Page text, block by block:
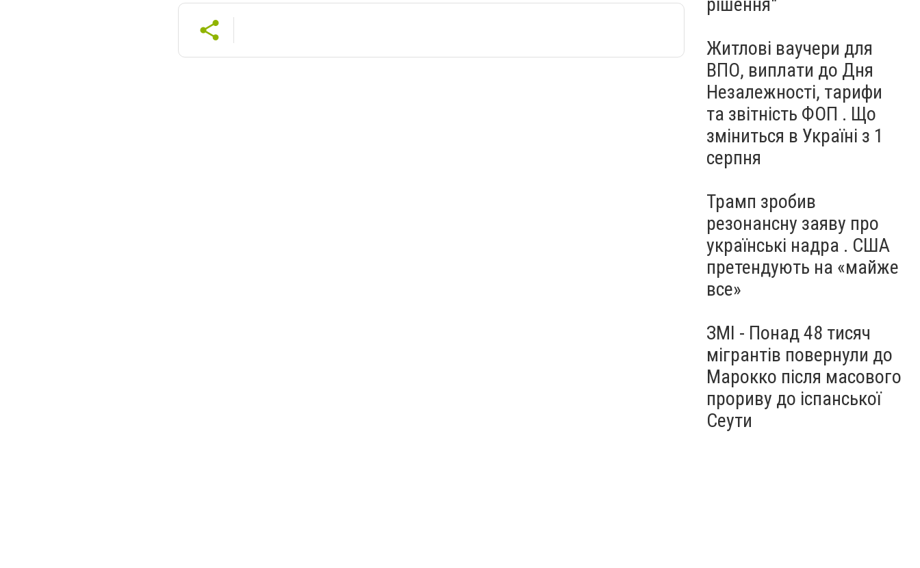
Житлові ваучери для
ВПО, виплати до Дня
Незалежності, тарифи
та звітність ФОП . Що
зміниться в Україні з 1
серпня
Трамп зробив
резонансну заяву про
українські надра . США
претендують на «майже
все»
ЗМІ - Понад 48 тисяч
мігрантів повернули до
Марокко після масового
прориву до іспанської
Сеути